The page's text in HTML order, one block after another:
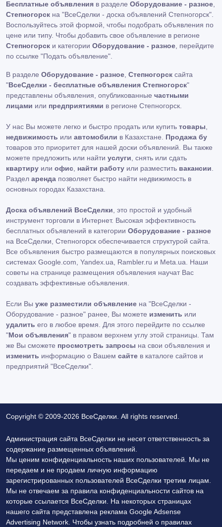
Бесплатные объявления в разделе Оборудование - разное
Степногорск на "ВсеСделки - доска объявлений Степногорск".
Воспользуйтесь этой формой, чтобы подобрать объявления по
цене или типу. Чтобы добавить свое объявление в регионе
Степногорск и категории Оборудование - разное , перейдите
по ссылке "Подать объявление"
В разделе Оборудование - разное Степногорск сайта
"ВсеСделки - бесплатные объявления Степногорск"
представлены объявления, опубликованные частными
лицами или предприятиями в регионе Степногорск.
У нас Вы можете легко и быстро продать или купить товары
недвижимость или автомобили в Казахстане. Продажа бу
товаров это приоритет для нашей доски объявлений. Вы также
можете предложить или найти услуги , снять или сдать
квартиру или офис найти работу или разместить вакансии
Раздел аренда позволяет быстро найти недвижимость в
основных городах Казахстана.
Доска объявлений ВсеСделки , это простой и удобный
инструмент торговли в Интернет. Высокая эффективность
бесплатных объявлений в категории Оборудование - разное
на ВсеСделки, Степногорск обеспечивается структурой сайта.
Все объявления быстро размещаются в популярных поисковых
системах Google.com, Yandex.ua, Rambler.ru и Meta.ua. Наши
советы на странице размещения объявления научат Вас
создавать эффективные объявления.
Если Вы уже разместили объявление на "ВсеСделки -
Оборудование - разное" ранее, Вы можете изменить или
удалить его в любое время. Для этого перейдите по ссылке
"Мои объявления" в правом верхнем углу этой страницы. Там
же Вы сможете просмотреть запросы на свои объявления и
изменить информацию о Вашем сайте в каталоге сайтов и
предприятий "ВсеСделки".
Copyright © 2009-2026 ВсеСделки. All rights reserved.
Администрация сайта ВсеСделки не несет ответственность за
содержание размещенных объявлений.
Мы ценим конфиденциальность наших пользователей. Мы не
передаем и не продаем личную информацию
зарегистрированных пользователей ВсеСделки третим лицам.
Мы не отвечаем за правила конфиденциальности сайтов на
которые ссылается ВсеСделки. На некоторых страницах
нашего сайта представлена реклама Google Adsense
Advertising Network. Чтобы узнать подробней о правилах